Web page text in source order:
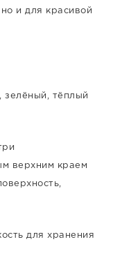
и для красивой
зелёный, тёплый
верхним краем
для хранения